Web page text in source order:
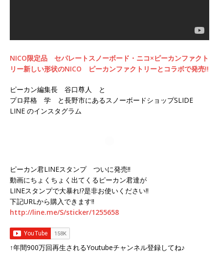
NICO限定品 セパレートスノーボード・ニコ×ピーカンファクト
リー新しい形状のNICO ピーカンファクトリーとコラボで発売!!
ピーカン編集長 谷口尊人 と
プロ昇格 学 と長野市にあるスノーボードショップSLIDE
LINE のインスタグラム
ピーカン君LINEスタンプ ついに発売!!
動画にちょくちょく出てくるピーカン君達が
LINEスタンプで大暴れ!?是非お使いください!!
下記URLから購入できます!!
http://line.me/S/sticker/1255658
↑年間900万回再生されるYoutubeチャンネル登録してね♪